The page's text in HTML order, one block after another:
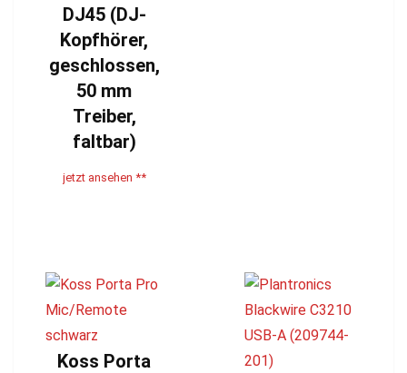
DJ45 (DJ-
Kopfhörer,
geschlossen,
50 mm
Treiber,
faltbar)
jetzt ansehen **
Koss Porta